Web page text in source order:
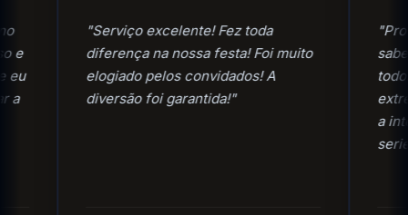
"Serviço excelente! Fez toda
diferença na nossa festa! Foi muito
elogiado pelos convidados! A
diversão foi garantida!"
sabe
todos
a
seriedade."